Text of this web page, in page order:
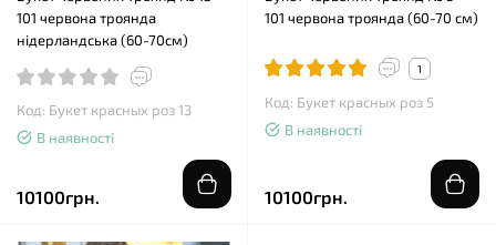
101 червона троянда
нідерландська (60-70см)
Код: Букет красных роз 13
В наявності
10100грн.
101 червона троянда (60-70 см)
1
Код: Букет красных роз 5
В наявності
10100грн.